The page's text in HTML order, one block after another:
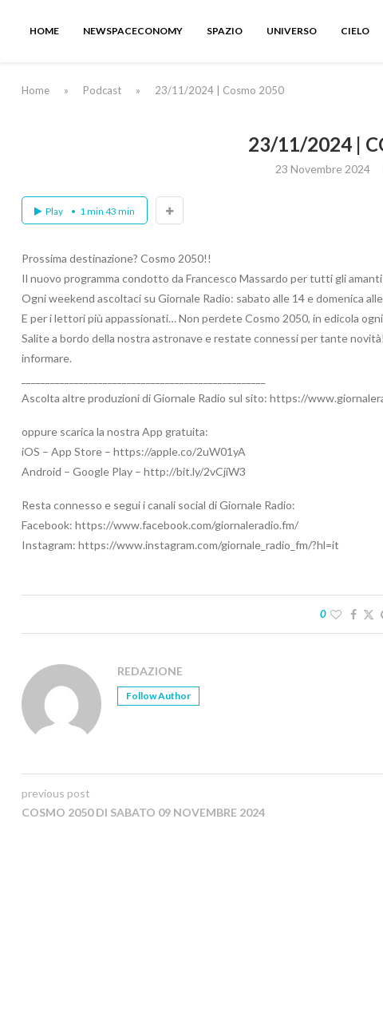
HOME NEWSPACECONOMY SPAZIO UNIVERSO CIELO
Home » Podcast » 23/11/2024 | Cosmo 2050
23/11/2024 |
23 Novembre 2024
Play 1 min 43 min
Prossima destinazione? Cosmo 2050!!
Il nuovo programma condotto da Francesco Massardo per tutti gli
Ogni weekend ascoltaci su Giornale Radio: sabato alle 14 e domenica
E per i lettori più appassionati… Non perdete Cosmo 2050, in edicola
Salite a bordo della nostra astronave e restate connessi per tante
informare.
Ascolta altre produzioni di Giornale Radio sul sito: https://
oppure scarica la nostra App gratuita:
iOS – App Store – https://apple.co/2uW01yA
Android – Google Play – http://bit.ly/2vCjiW3
Resta connesso e segui i canali social di Giornale Radio:
Facebook: https://www.facebook.com/giornaleradio.fm/
Instagram: https://www.instagram.com/giornale_radio_fm/?hl=it
0
REDAZIONE
Follow Author
previous post
COSMO 2050 DI SABATO 09 NOVEMBRE 2024